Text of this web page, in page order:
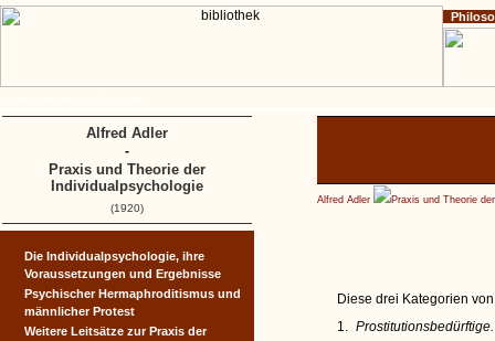
Alfred Adler Praxis und Theorie
Diese drei Kategorien
1.
Die Individualpsychologie, ihre
Voraussetzungen und Ergeb­nisse
Psychischer Hermaphroditis­mus und
männlicher Protest
Weitere Leitsätze zur Praxis der
Alfred Adler
-
Praxis und Theorie der
Individualpsychologie
(1920)